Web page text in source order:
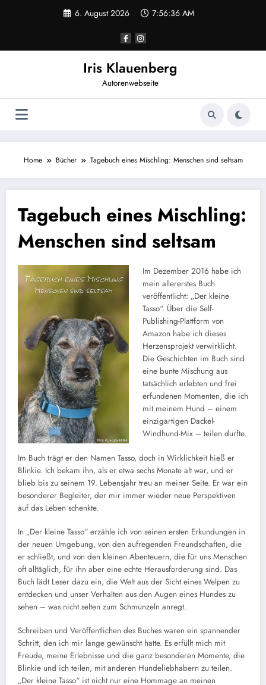
6. August 2026 7:56:37 AM
Iris Klauenberg
Autorenwebseite
Home Bücher Tagebuch eines Mischling: Menschen sind seltsam
Tagebuch eines Mischling:
Menschen sind seltsam
Im Dezember 2016 habe ich
mein allererstes Buch
veröffentlicht: „Der kleine
Tasso“. Über die Self-
Publishing-Plattform von
Amazon habe ich dieses
Herzensprojekt verwirklicht.
Die Geschichten im Buch sind
eine bunte Mischung aus
tatsächlich erlebten und frei
erfundenen Momenten, die ich
mit meinem Hund – einem
einzigartigen Dackel-
Windhund-Mix – teilen durfte.
Im Buch trägt er den Namen Tasso, doch in Wirklichkeit hieß er
Blinkie. Ich bekam ihn, als er etwa sechs Monate alt war, und er
blieb bis zu seinem 19. Lebensjahr treu an meiner Seite. Er war ein
besonderer Begleiter, der mir immer wieder neue Perspektiven
auf das Leben schenkte.
In „Der kleine Tasso“ erzähle ich von seinen ersten Erkundungen in
der neuen Umgebung, von den aufregenden Freundschaften, die
er schließt, und von den kleinen Abenteuern, die für uns Menschen
oft alltäglich, für ihn aber eine echte Herausforderung sind. Das
Buch lädt Leser dazu ein, die Welt aus der Sicht eines Welpen zu
entdecken und unser Verhalten aus den Augen eines Hundes zu
sehen – was nicht selten zum Schmunzeln anregt.
Schreiben und Veröffentlichen des Buches waren ein spannender
Schritt, den ich mir lange gewünscht hatte. Es erfüllt mich mit
Freude, meine Erlebnisse und die ganz besonderen Momente, die
Blinkie und ich teilen, mit anderen Hundeliebhabern zu teilen.
„Der kleine Tasso“ ist nicht nur eine Hommage an meinen